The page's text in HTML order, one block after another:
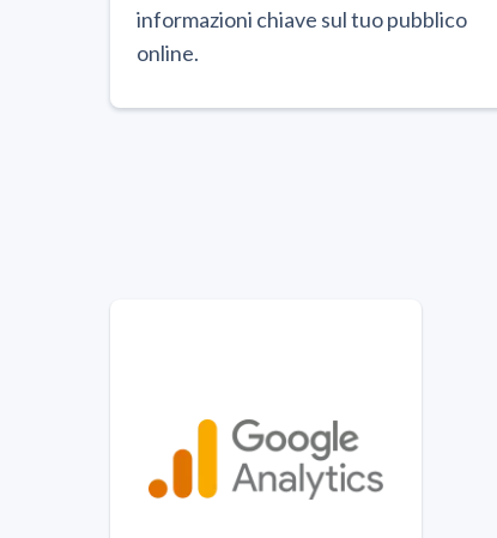
informazioni chiave sul tuo pubblico
online.